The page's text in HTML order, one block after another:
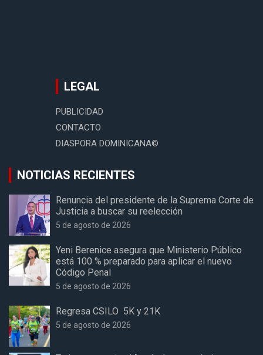
LEGAL
PUBLICIDAD
CONTACTO
DIASPORA DOMINICANA©
NOTICIAS RECIENTES
Renuncia del presidente de la Suprema Corte de
Justicia a buscar su reelección
5 de agosto de 2026
Yeni Berenice asegura que Ministerio Público
está 100 % preparado para aplicar el nuevo
Código Penal
5 de agosto de 2026
Regresa CSILO 5K y 21K
5 de agosto de 2026